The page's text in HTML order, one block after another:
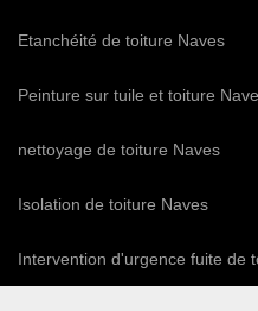
Etanchéité de toiture Naves
Peinture sur tuile et toiture
nettoyage de toiture Naves
Isolation de toiture Naves
Intervention d'urgence fuite de